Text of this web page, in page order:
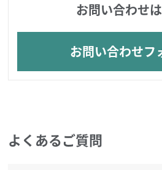
お問い合わせ
お問い合わせフ
よくあるご質問